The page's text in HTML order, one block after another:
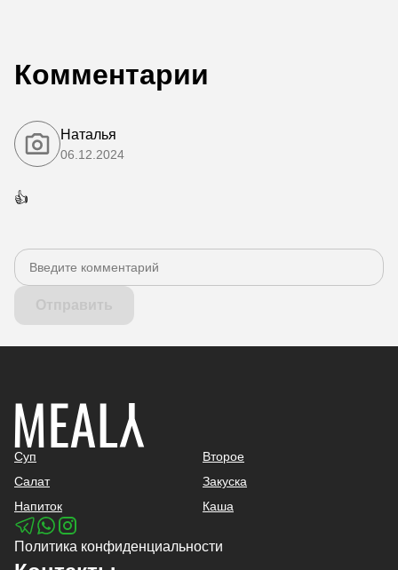
Комментарии
Наталья
06.12.2024
👍
Суп
Второе
Салат
Закуска
Напиток
Каша
Политика конфиденциальности